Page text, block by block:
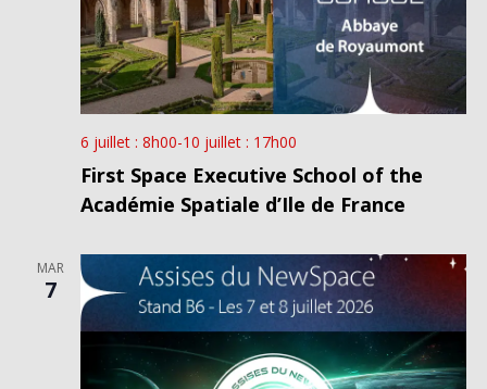
First Space Executive School of the
Académie Spatiale d’Ile de France
6 juillet : 8h00-10 juillet : 17h00
MAR
7